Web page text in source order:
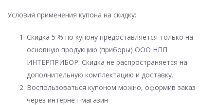
Условия применения купона на скидку:
Скидка 5 % по купону предоставляется только на
основную продукцию (приборы) ООО НПП
ИНТЕРПРИБОР. Скидка не распространяется на
дополнительную комплектацию и доставку.
Воспользоваться купоном можно, оформив заказ
через интернет-магазин